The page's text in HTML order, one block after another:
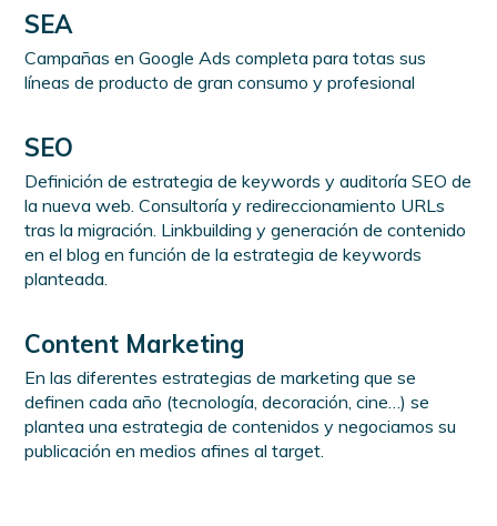
SEA
Campañas en Google Ads completa para totas sus
líneas de producto de gran consumo y profesional
SEO
Definición de estrategia de keywords y auditoría SEO de
la nueva web. Consultoría y redireccionamiento URLs
tras la migración. Linkbuilding y generación de contenido
en el blog en función de la estrategia de keywords
planteada.
Content Marketing
En las diferentes estrategias de marketing que se
definen cada año (tecnología, decoración, cine…) se
plantea una estrategia de contenidos y negociamos su
publicación en medios afines al target.